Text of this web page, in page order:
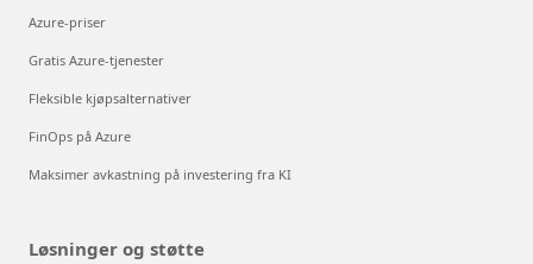
Azure-priser
Gratis Azure-tjenester
Fleksible kjøpsalternativer
FinOps på Azure
Maksimer avkastning på investering fra KI
Løsninger og støtte